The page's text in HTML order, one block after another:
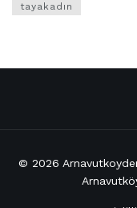
tayakadın
© 2026